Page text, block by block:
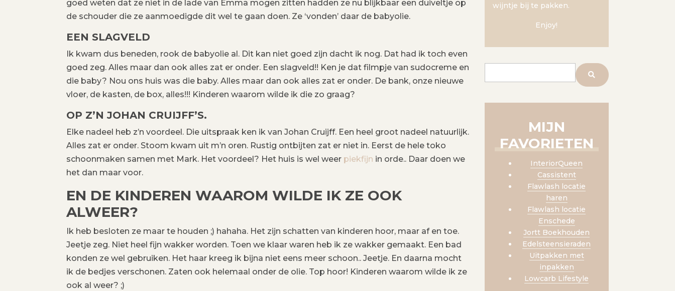
goed weten dat ze niet in de lade van Emma mogen zitten hadden ze nu blijkbaar een duiveltje op
de schouder die ze aanmoedigde dit wel te gaan doen. Ze ‘vonden’ daar de babyolie.
EEN SLAGVELD
Ik kwam dus beneden, rook de babyolie al. Dit kan niet goed zijn dacht ik nog. Dat had ik toch even
goed zeg. Alles maar dan ook alles zat er onder. Een slagveld!! Ken je dat filmpje van sudocreme en
die baby? Nou ons huis was die baby. Alles maar dan ook alles zat er onder. De bank, onze nieuwe
vloer, de kasten, de box, alles!!! Kinderen waarom wilde ik die zo graag?
OP Z’N JOHAN CRUIJFF’S.
Elke nadeel heb z’n voordeel. Die uitspraak ken ik van Johan Cruijff. Een heel groot nadeel natuurlijk.
Alles zat er onder. Stoom kwam uit m’n oren. Rustig ontbijten zat er niet in. Eerst de hele toko
schoonmaken samen met Mark. Het voordeel? Het huis is wel weer piekfijn in orde.. Daar doen we
het dan maar voor.
EN DE KINDEREN WAAROM WILDE IK ZE OOK
ALWEER?
Ik heb besloten ze maar te houden ;) hahaha. Het zijn schatten van kinderen hoor, maar af en toe.
Jeetje zeg. Niet heel fijn wakker worden. Toen we klaar waren heb ik ze wakker gemaakt. Een bad
konden ze wel gebruiken. Het haar kreeg ik bijna niet eens meer schoon.. Jeetje. En daarna mocht
ik de bedjes verschonen. Zaten ook helemaal onder de olie. Top hoor! Kinderen waarom wilde ik ze
ook al weer? ;)
wijntje bij te pakken.
Enjoy!
MIJN
FAVORIETEN
InteriorQueen
Cassistent
Flawlash locatie
haren
Flawlash locatie
Enschede
Jortt Boekhouden
Edelsteensieraden
Uitpakken met
inpakken
Lowcarb Lifestyle